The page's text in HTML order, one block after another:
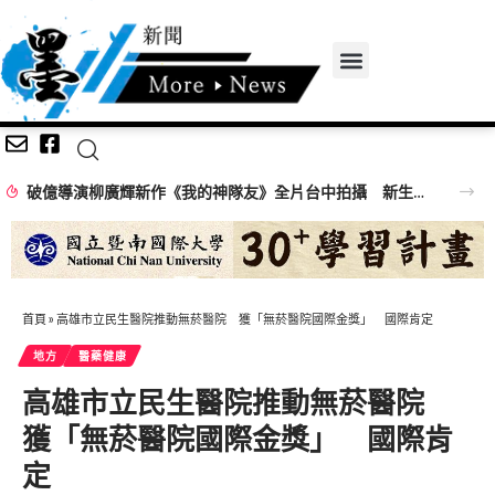
破億導演柳廣輝新作《我的神隊友》全片台中拍攝 新生代偶像集結打造熱血奇幻足球喜劇
首頁 » 高雄市立民生醫院推動無菸醫院 獲「無菸醫院國際金獎」 國際肯定
地方 醫藥健康
高雄市立民生醫院推動無菸醫院
獲「無菸醫院國際金獎」 國際肯
定